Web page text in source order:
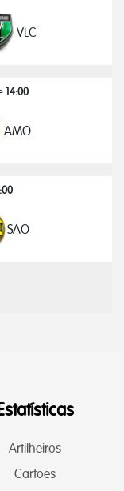
VLC
14:00
AMO
SÃO
Artilheiros
Cartões